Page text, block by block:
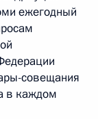
ежегодный
совещания
в каждом